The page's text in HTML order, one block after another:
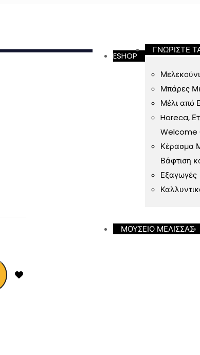
ESHOP
ΓΝΩΡΙΣΤΕ
Μπάρες
Μέλι από
Horeca,
Welcome
Κέρασμα
Βάφτιση
Εξαγωγές
ΜΟΥΣΕΙΟ ΜΕΛΙΣΣΑΣ